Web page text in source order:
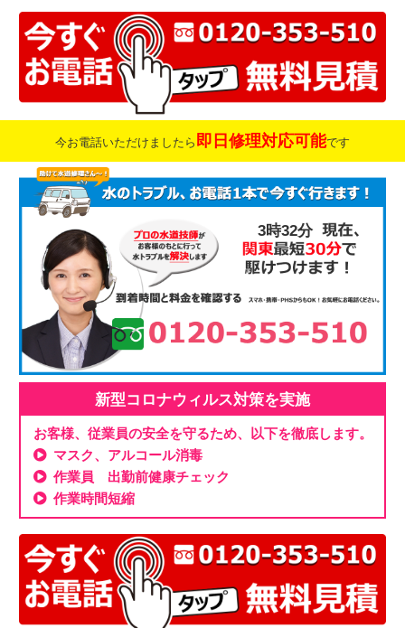
今お電話いただけましたら 即日修理対応可能です
3時32分
新型コロナウィルス対策を実施
お客様、従業員の安全を守るため、以下を徹底します。
マスク、アルコール消毒
作業員 出勤前健康チェック
作業時間短縮